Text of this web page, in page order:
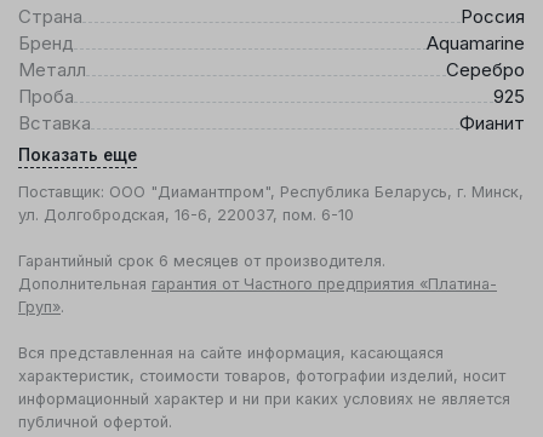
Страна
Россия
Бренд
Aquamarine
Металл
Серебро
Проба
925
Вставка
Фианит
Показать еще
Поставщик: ООО "Диамантпром", Республика Беларусь, г. Минск,
ул. Долгобродская, 16-6, 220037, пом. 6-10
Гарантийный срок 6 месяцев от производителя.
Дополнительная гарантия от Частного предприятия «Платина-
Груп».
Вся представленная на сайте информация, касающаяся
характеристик, стоимости товаров, фотографии изделий, носит
информационный характер и ни при каких условиях не является
публичной офертой.